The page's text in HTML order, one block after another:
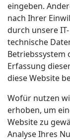
eingeben.
nach Ihrer
durch unsere
technische
Betriebssystem
Erfassung
diese Website
Wofür nutzen
erhoben, um
Website zu
Analyse Ihres